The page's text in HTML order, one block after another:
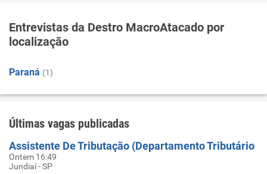
Entrevistas da Destro MacroAtacado por
localização
Paraná (1)
Últimas vagas publicadas
Assistente De Tributação (Departamento Tributário
Ontem 16:49
Jundiaí - SP